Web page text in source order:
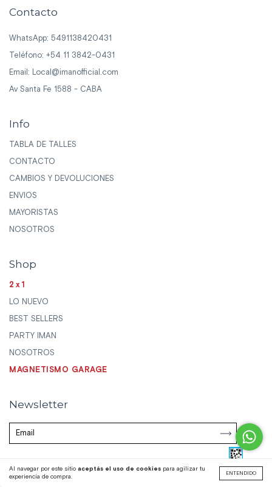
Al navegar por este sitio aceptás el uso de cookies para agilizar tu
experiencia de compra.
ENTENDIDO
Contacto
WhatsApp: 5491138420431
Teléfono: +54 11 3842-0431
Email: Local@imanofficial.com
Av Santa Fe 1588 - CABA
Info
TABLA DE TALLES
CONTACTO
CAMBIOS Y DEVOLUCIONES
ENVIOS
MAYORISTAS
NOSOTROS
Shop
2x1
LO NUEVO
BEST SELLERS
PARTY IMAN
NOSOTROS
MAGNETISMO GARAGE
Newsletter